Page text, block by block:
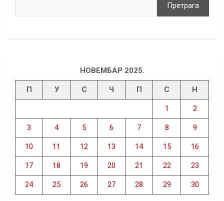
Претрага
НОВЕМБАР 2025.
П У С Ч П С Н
1 2
3 4 5 6 7 8 9
10 11 12 13 14 15 16
17 18 19 20 21 22 23
24 25 26 27 28 29 30